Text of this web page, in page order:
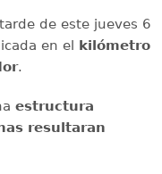
de este jueves 6
en el kilómetro
.
estructura
resultaran